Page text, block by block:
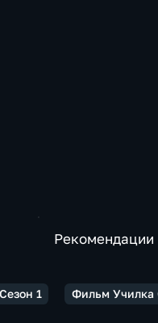
Рекомендации
Сезон 1 Фильм Училка